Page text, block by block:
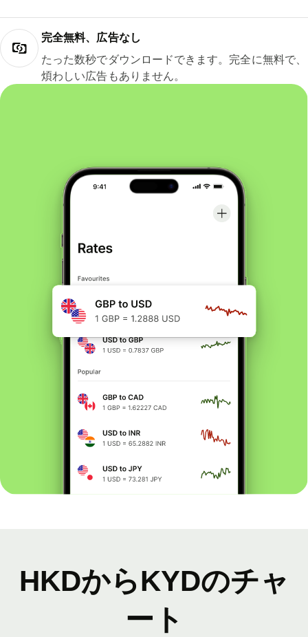
完全無料、広告なし
たった数秒でダウンロードできます。完全に無料で、
煩わしい広告もありません。
HKDからKYDのチャ
ート